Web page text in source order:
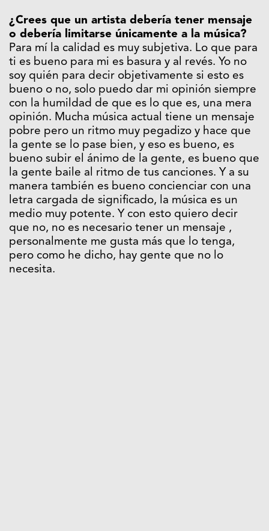
¿Crees que un artista debería tener mensaje
o debería limitarse únicamente a la música?
Para mí la calidad es muy subjetiva. Lo que para
ti es bueno para mi es basura y al revés. Yo no
soy quién para decir objetivamente si esto es
bueno o no, solo puedo dar mi opinión siempre
con la humildad de que es lo que es, una mera
opinión. Mucha música actual tiene un mensaje
pobre pero un ritmo muy pegadizo y hace que
la gente se lo pase bien, y eso es bueno, es
bueno subir el ánimo de la gente, es bueno que
la gente baile al ritmo de tus canciones. Y a su
manera también es bueno concienciar con una
letra cargada de significado, la música es un
medio muy potente. Y con esto quiero decir
que no, no es necesario tener un mensaje ,
personalmente me gusta más que lo tenga,
pero como he dicho, hay gente que no lo
necesita.